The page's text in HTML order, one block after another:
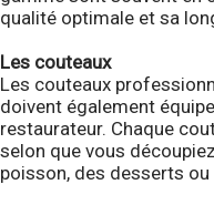
qualité optimale et sa
Les couteaux
Les couteaux
doivent également
restaurateur. Chaque
selon que vous
poisson, des desserts